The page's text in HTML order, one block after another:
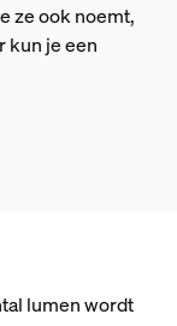
ze ook noemt,
kun je een
lumen wordt